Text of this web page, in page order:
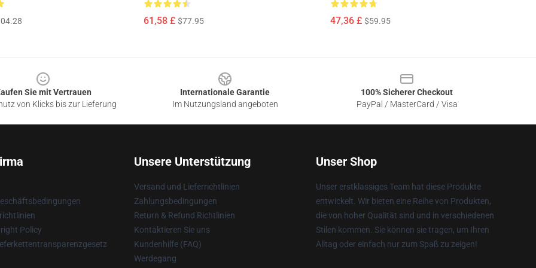
61,58 £ $77.95 47,36 £ $59.95
Sie mit Vertrauen
von Klicks bis zur Lieferung
Internationale Garantie
Im Nutzungsland angeboten
100% Sicherer Checkout
PayPal / MasterCard / Visa
Policy
Unsere Unterstützung
Versand und Lieferrichtlinien
Zahlungsbedingungen
Return & Refund Richtlinien
Kontaktieren Sie uns
Kundenhilfe (FAQ)
Werdegang
Unser Shop
Unser erstklassiges Team hat diese Produkte
entwickelt. Wir bieten eine Reihe von Produkten,
die von hoher Qualität sind und in verschiedenen
Stilen kommen. Sie können sie tragen, um Ihren
Alltag oder einfach nur zum Spaß zu zeigen!